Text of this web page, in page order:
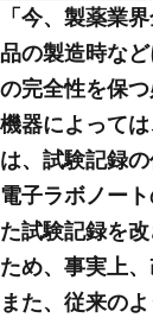
「今、製薬業
品の製造時な
の完全性を保つ
機器によって
は、試験記録
電子ラボノー
た試験記録を
ため、事実上
また、従来の